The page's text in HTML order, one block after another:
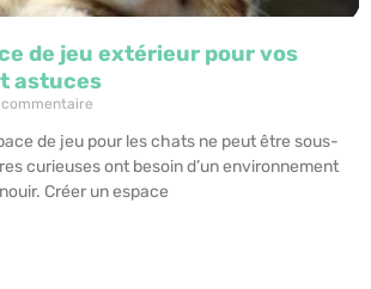
de jeu extérieur pour vos
astuces
de jeu pour les chats ne peut être sous-
curieuses ont besoin d’un environnement
Créer un espace